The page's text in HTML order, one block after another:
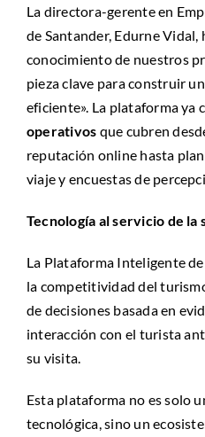
La directora-gerente en
de Santander, Edurne Vidal,
conocimiento de nuestros
pieza clave para construir
eficiente». La plataforma ya
operativos que cubren
reputación online hasta
viaje y encuestas de
Tecnología al servicio de la
La Plataforma Inteligente
la competitividad del
de decisiones basada en
interacción con el turista
su visita.
Esta plataforma no es solo
tecnológica, sino un